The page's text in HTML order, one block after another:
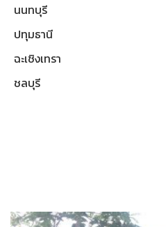
นนทบุรี
ปทุมธานี
ฉะเชิงเทรา
ชลบุรี